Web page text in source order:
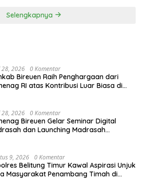
Selengkapnya
2026 0 Komentar
Bireuen Raih Penghargaan dari
RI atas Kontribusi Luar Biasa di
2026 0 Komentar
Bireuen Gelar Seminar Digital
dan Launching Madrasah
9, 2026 0 Komentar
Belitung Timur Kawal Aspirasi Unjuk
Masyarakat Penambang Timah di